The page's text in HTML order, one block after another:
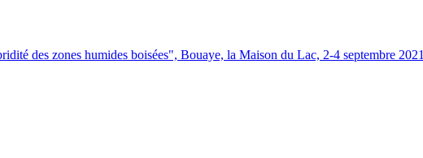
des zones humides boisées", Bouaye, la Maison du Lac, 2-4 septembre 2021